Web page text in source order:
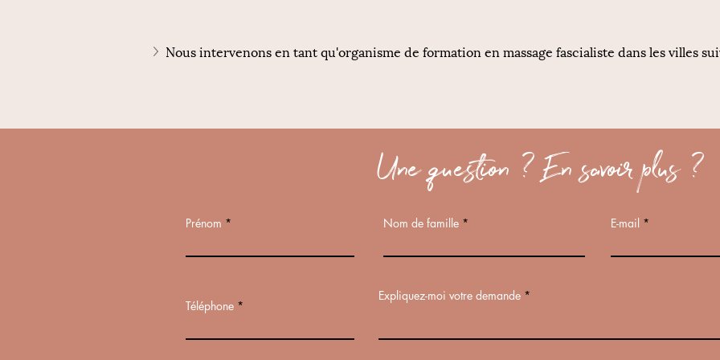
Nous intervenons en tant qu'organisme de formation en massage fascialiste dans les villes
Une question ? En savoir plus ?
Prénom
Téléphone
Nom de famille E-mail
Expliquez-moi votre demande